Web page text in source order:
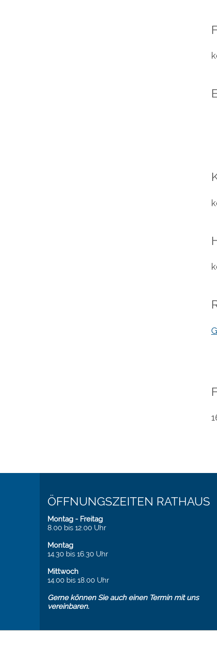
ÖFFNUNGSZEITEN RATHAUS
Montag - Freitag
8.00 bis 12.00 Uhr
Montag
14.30 bis 16.30 Uhr
Mittwoch
14.00 bis 18.00 Uhr
Gerne können Sie auch einen Termin mit uns
vereinbaren.